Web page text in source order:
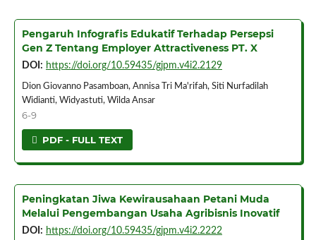
Pengaruh Infografis Edukatif Terhadap Persepsi
Gen Z Tentang Employer Attractiveness PT. X
DOI: https://doi.org/10.59435/gjpm.v4i2.2129
Dion Giovanno Pasamboan, Annisa Tri Ma'rifah, Siti Nurfadilah
Widianti, Widyastuti, Wilda Ansar
6-9
PDF - FULL TEXT
Peningkatan Jiwa Kewirausahaan Petani Muda
Melalui Pengembangan Usaha Agribisnis Inovatif
DOI: https://doi.org/10.59435/gjpm.v4i2.2222